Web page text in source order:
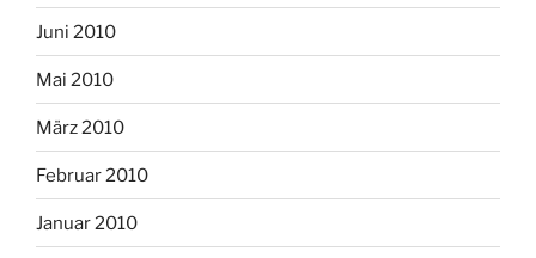
Juni 2010
Mai 2010
März 2010
Februar 2010
Januar 2010